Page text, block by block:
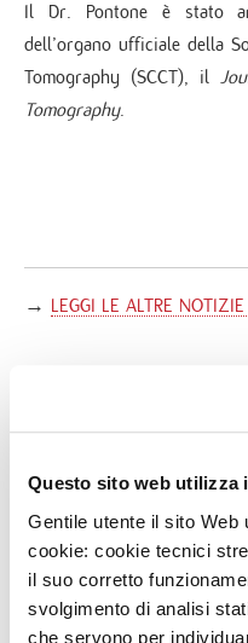
Questo sito web utilizza
Gentile utente il sito Web
cookie: cookie tecnici
il suo corretto
svolgimento di analisi
che servono per
Il Dr. Pontone è stato
dell’organo ufficiale della
Tomography (SCCT), il
Tomography.
→ LEGGI LE ALTRE
NEWS
3AGO
IEO E MONZINO, MODELLI
ITALIA
29